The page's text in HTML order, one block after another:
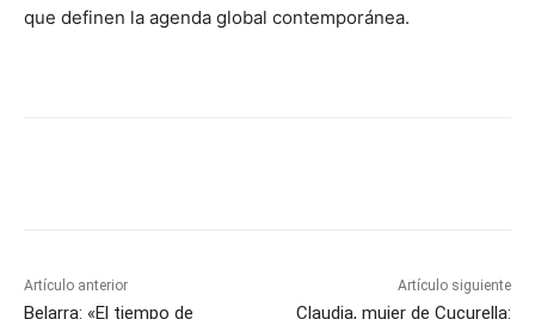
que definen la agenda global contemporánea.
Artículo anterior
Belarra: «El tiempo de
Artículo siguiente
Claudia, mujer de Cucurella: